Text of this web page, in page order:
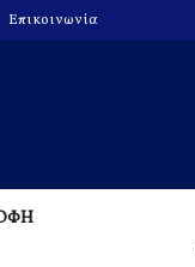
Επικοινωνία